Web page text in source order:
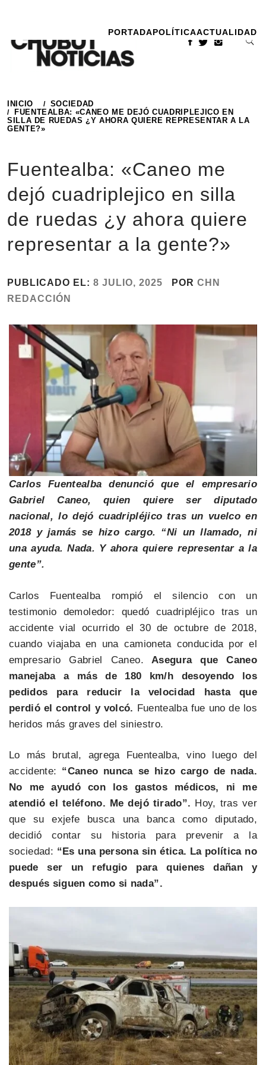
contenido
PORTADAPOLÍTICAACTUALIDAD
INICIO
SOCIEDAD
FUENTEALBA: «CANEO ME DEJÓ CUADRIPLEJICO EN
SILLA DE RUEDAS ¿Y AHORA QUIERE REPRESENTAR A LA
GENTE?»
Fuentealba: «Caneo me
dejó cuadriplejico en silla
de ruedas ¿y ahora quiere
representar a la gente?»
PUBLICADO EL: 8 JULIO, 2025 POR CHN
REDACCIÓN
Carlos Fuentealba denunció que el empresario
Gabriel Caneo, quien quiere ser diputado
nacional, lo dejó cuadripléjico tras un vuelco en
2018 y jamás se hizo cargo. “Ni un llamado, ni
una ayuda. Nada. Y ahora quiere representar a la
gente”.
Carlos Fuentealba rompió el silencio con un
testimonio demoledor: quedó cuadripléjico tras un
accidente vial ocurrido el 30 de octubre de 2018,
cuando viajaba en una camioneta conducida por el
empresario Gabriel Caneo. Asegura que Caneo
manejaba a más de 180 km/h desoyendo los
pedidos para reducir la velocidad hasta que
perdió el control y volcó. Fuentealba fue uno de los
heridos más graves del siniestro.
Lo más brutal, agrega Fuentealba, vino luego del
accidente: “Caneo nunca se hizo cargo de nada.
No me ayudó con los gastos médicos, ni me
atendió el teléfono. Me dejó tirado”. Hoy, tras ver
que su exjefe busca una banca como diputado,
decidió contar su historia para prevenir a la
sociedad: “Es una persona sin ética. La política no
puede ser un refugio para quienes dañan y
después siguen como si nada”.